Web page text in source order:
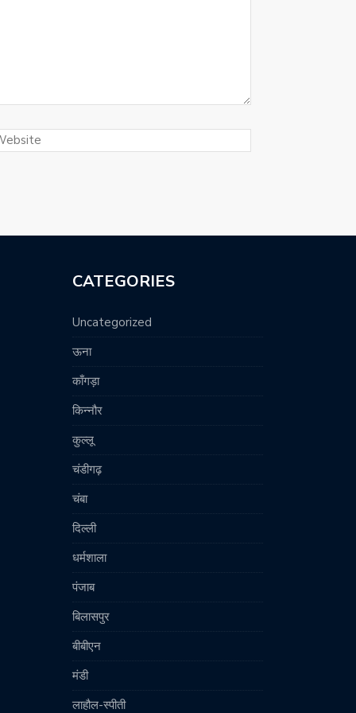
CATEGORIES
Uncategorized
ऊना
काँगड़ा
किन्नौर
कुल्लू
चंडीगढ़
चंबा
दिल्ली
धर्मशाला
पंजाब
बिलासपुर
बीबीएन
मंडी
लाहौल-स्पीती